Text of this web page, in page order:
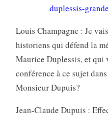
duplessis-
Louis Champagne : Je
historiens qui défend la
Maurice Duplessis, et qui
conférence à ce sujet
Monsieur Dupuis?
Jean-Claude Dupuis :